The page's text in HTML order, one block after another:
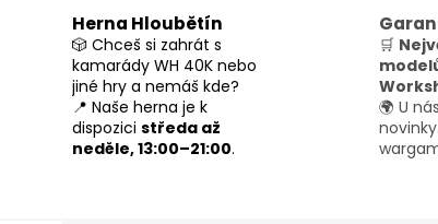
Herna Hloubětín
🎲 Chceš si zahrát s
kamarády WH 40K nebo
jiné hry a nemáš kde?
📍 Naše herna je k
dispozici středa až
neděle, 13:00–21:00.
🛒
🌍 U